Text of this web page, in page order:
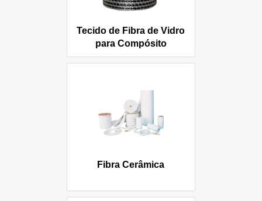
Tecido de Fibra de Vidro
para Compósito
Fibra Cerâmica